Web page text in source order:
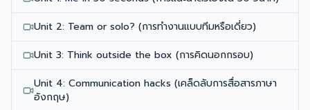
Unit 2: Team or solo? (การทำงานแบบทีมหรือเดี่ยว)
Unit 3: Think outside the box (การคิดนอกกรอบ)
Unit 4: Communication hacks (เคล็ดลับการสื่อสารภาษา
อังกฤษ)